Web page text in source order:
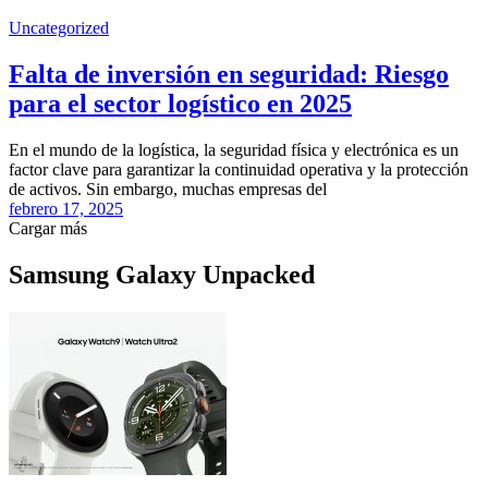
Uncategorized
Falta de inversión en seguridad: Riesgo
para el sector logístico en 2025
En el mundo de la logística, la seguridad física y electrónica es un
factor clave para garantizar la continuidad operativa y la protección
de activos. Sin embargo, muchas empresas del
febrero 17, 2025
Cargar más
Samsung Galaxy Unpacked